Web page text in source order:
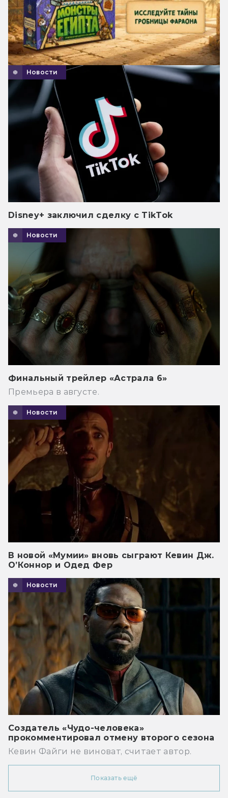
Новости
Disney+ заключил сделку с TikTok
Новости
Финальный трейлер «Астрала 6»
Премьера в августе.
Новости
В новой «Мумии» вновь сыграют Кевин Дж.
О’Коннор и Одед Фер
Новости
Создатель «Чудо-человека»
прокомментировал отмену второго сезона
Кевин Файги не виноват, считает автор.
Показать ещё